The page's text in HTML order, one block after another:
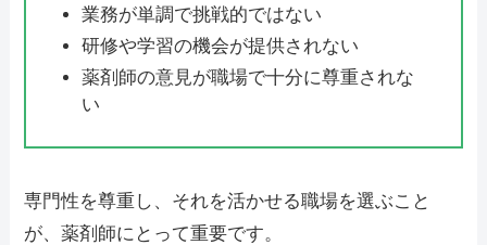
業務が単調で挑戦的ではない
研修や学習の機会が提供されない
薬剤師の意見が職場で十分に尊重されな
い
専門性を尊重し、それを活かせる職場を選ぶこと
が、薬剤師にとって重要です。